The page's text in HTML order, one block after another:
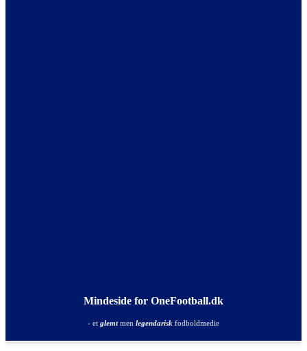
Mindeside for OneFootball.dk
- et glemtmen legendarisk fodboldmedie